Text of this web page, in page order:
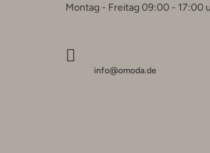
Montag - Freitag 09:00 - 17:00
info@omoda.de